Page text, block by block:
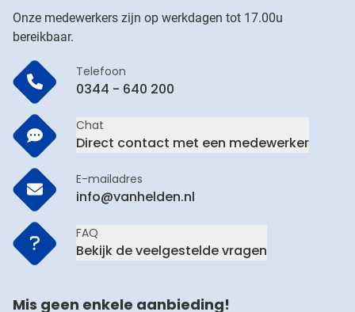
Onze medewerkers zijn op werkdagen tot 17.00u
bereikbaar.
Telefoon
0344 - 640 200
Chat
Direct contact met een medewerker
E-mailadres
info@vanhelden.nl
FAQ
Bekijk de veelgestelde vragen
Mis geen enkele aanbieding!